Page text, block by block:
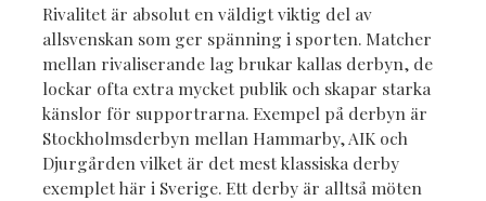
Rivalitet är absolut en väldigt viktig del av
allsvenskan som ger spänning i sporten. Matcher
mellan rivaliserande lag brukar kallas derbyn, de
lockar ofta extra mycket publik och skapar starka
känslor för supportrarna. Exempel på derbyn är
Stockholmsderbyn mellan Hammarby, AIK och
Djurgården vilket är det mest klassiska derby
exemplet här i Sverige. Ett derby är alltså möten